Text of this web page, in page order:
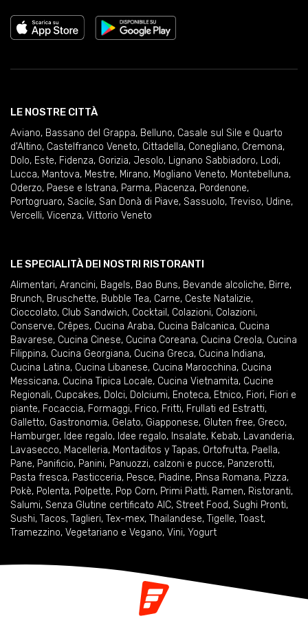
LE NOSTRE CITTÀ
Aviano, Bassano del Grappa, Belluno, Casale sul Sile e Quarto
d'Altino, Castelfranco Veneto, Cittadella, Conegliano, Cremona,
Dolo, Este, Fidenza, Gorizia, Jesolo, Lignano Sabbiadoro, Lodi,
Lucca, Mantova, Mestre, Mirano, Mogliano Veneto, Montebelluna,
Oderzo, Paese e Istrana, Parma, Piacenza, Pordenone,
Portogruaro, Sacile, San Donà di Piave, Sassuolo, Treviso, Udine,
Vercelli, Vicenza, Vittorio Veneto
LE SPECIALITÀ DEI NOSTRI RISTORANTI
Alimentari, Arancini, Bagels, Bao Buns, Bevande alcoliche, Birre,
Brunch, Bruschette, Bubble Tea, Carne, Ceste Natalizie,
Cioccolato, Club Sandwich, Cocktail , Colazioni, Colazioni,
Conserve, Crêpes, Cucina Araba, Cucina Balcanica, Cucina
Bavarese, Cucina Cinese, Cucina Coreana, Cucina Creola, Cucina
Filippina, Cucina Georgiana, Cucina Greca, Cucina Indiana,
Cucina Latina, Cucina Libanese, Cucina Marocchina, Cucina
Messicana, Cucina Tipica Locale, Cucina Vietnamita, Cucine
Regionali, Cupcakes, Dolci, Dolciumi, Enoteca, Etnico, Fiori, Fiori e
piante, Focaccia, Formaggi, Frico, Fritti, Frullati ed Estratti,
Galletto, Gastronomia, Gelato, Giapponese, Gluten free, Greco,
Hamburger, Idee regalo, Idee regalo, Insalate, Kebab, Lavanderia,
Lavasecco, Macelleria, Montaditos y Tapas, Ortofrutta, Paella,
Pane, Panificio, Panini, Panuozzi, calzoni e pucce, Panzerotti,
Pasta fresca, Pasticceria, Pesce, Piadine, Pinsa Romana, Pizza,
Pokè, Polenta, Polpette, Pop Corn, Primi Piatti, Ramen, Ristoranti,
Salumi, Senza Glutine certificato AIC, Street Food, Sughi Pronti,
Sushi, Tacos, Taglieri, Tex-mex, Thailandese, Tigelle, Toast,
Tramezzino, Vegetariano e Vegano, Vini, Yogurt